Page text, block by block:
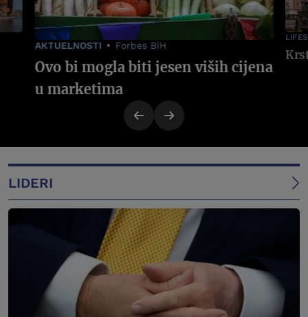
AKTUELNOSTI Forbes BiH
Ovo bi mogla biti jesen viših cijena
u marketima
LIDERI